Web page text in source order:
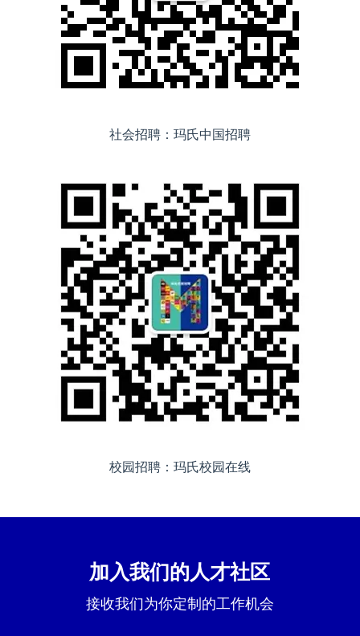
社会招聘：玛氏中国招聘
校园招聘：玛氏校园在线
加入我们的人才社区
接收我们为你定制的工作机会